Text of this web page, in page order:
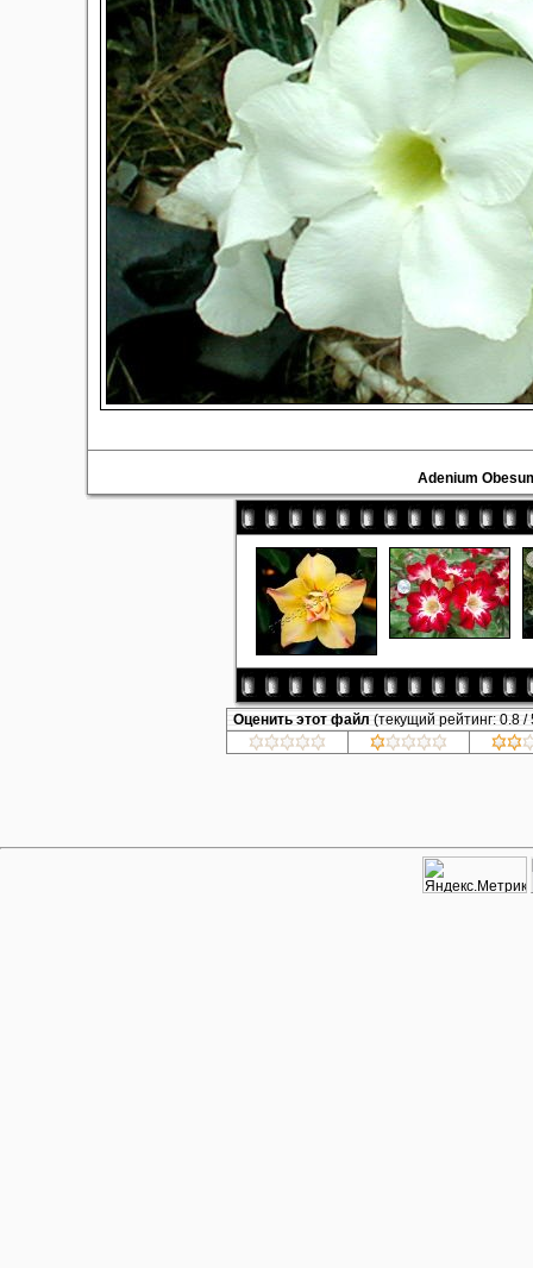
Adenium
Оценить этот файл (текущий рейтинг: 0.8 /